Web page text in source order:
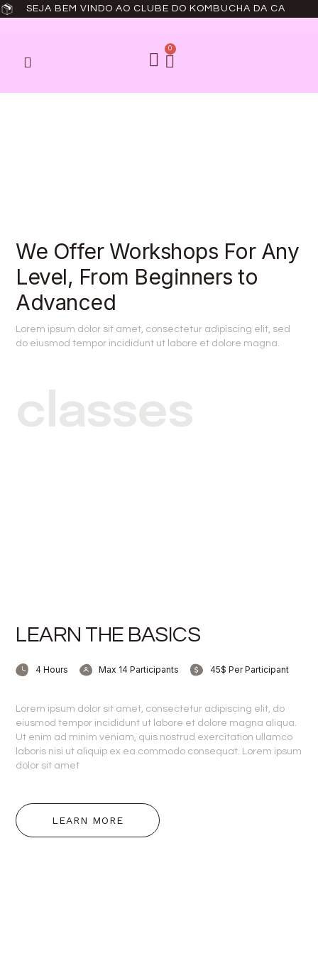
SEJA BEM VINDO AO CLUBE DO KOMBUCHA DA CA
0
We Offer Workshops For Any
Level, From Beginners to
Advanced
Lorem ipsum dolor sit amet, consectetur adipiscing elit, sed
do eiusmod tempor incididunt ut labore et dolore magna.
classes
LEARN THE BASICS
4 Hours Max 14 Participants 45$ Per Participant
Lorem ipsum dolor sit amet, consectetur adipiscing elit, do
eiusmod tempor incididunt ut labore et dolore magna aliqua.
Ut enim ad minim veniam, quis nostrud exercitation ullamco
laboris nisi ut aliquip ex ea commodo consequat. Lorem ipsum
dolor sit amet
LEARN MORE